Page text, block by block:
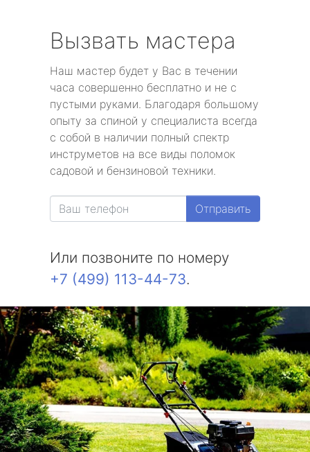
Вызвать мастера
Наш мастер будет у Вас в течении
часа совершенно бесплатно и не с
пустыми руками. Благодаря большому
опыту за спиной у специалиста всегда
с собой в наличии полный спектр
инструметов на все виды поломок
садовой и бензиновой техники.
Отправить
Или позвоните по номеру
+7 (499) 113-44-73.